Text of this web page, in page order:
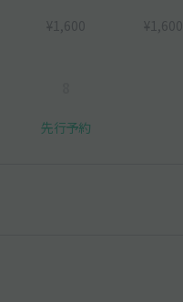
¥1,600 ¥1,600
先行予約